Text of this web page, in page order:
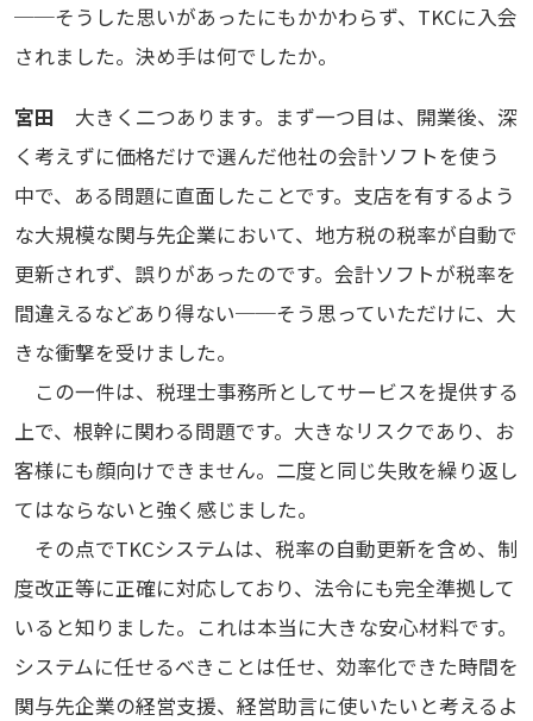
──そうした思いがあったにもかかわらず、TKCに入会
されました。決め手は何でしたか。
宮田 大きく二つあります。まず一つ目は、開業後、深
く考えずに価格だけで選んだ他社の会計ソフトを使う
中で、ある問題に直面したことです。支店を有するよう
な大規模な関与先企業において、地方税の税率が自動で
更新されず、誤りがあったのです。会計ソフトが税率を
間違えるなどあり得ない──そう思っていただけに、大
きな衝撃を受けました。
この一件は、税理士事務所としてサービスを提供する
上で、根幹に関わる問題です。大きなリスクであり、お
客様にも顔向けできません。二度と同じ失敗を繰り返し
てはならないと強く感じました。
その点でTKCシステムは、税率の自動更新を含め、制
度改正等に正確に対応しており、法令にも完全準拠して
いると知りました。これは本当に大きな安心材料です。
システムに任せるべきことは任せ、効率化できた時間を
関与先企業の経営支援、経営助言に使いたいと考えるよ